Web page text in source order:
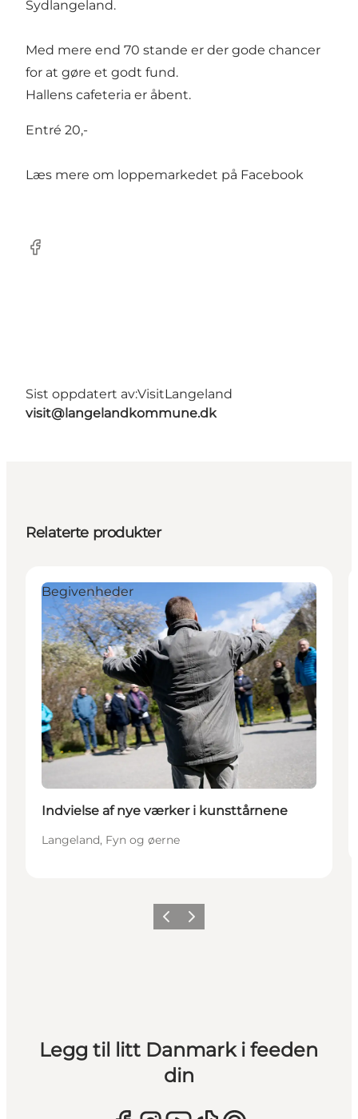
Sydlangeland.
Med mere end 70 stande er der gode chancer
for at gøre et godt fund.
Hallens cafeteria er åbent.
Entré 20,-
Læs mere om loppemarkedet på Facebook
Facebook
Sist oppdatert av:VisitLangeland
visit@langelandkommune.dk
Relaterte produkter
Begivenheder
Indvielse af nye værker i kunsttårnene
Langeland, Fyn og øerne
ForrigeNeste
Legg til litt Danmark i feeden
din